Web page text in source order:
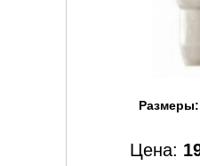
Размеры:
Цена: